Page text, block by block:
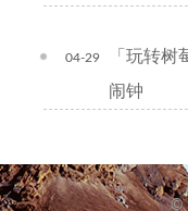
「玩转
闹钟
04-29
©